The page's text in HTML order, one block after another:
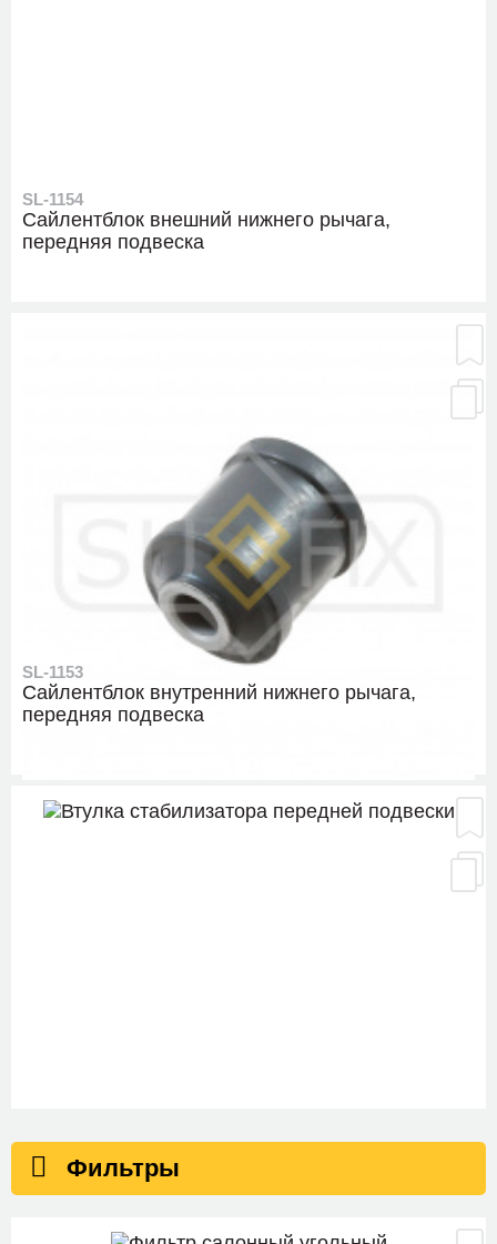
SL-1154
Сайлентблок внешний нижнего рычага,
передняя подвеска
SL-1153
Сайлентблок внутренний нижнего рычага,
передняя подвеска
SK-1073
Втулка стабилизатора передней подвески
Фильтры